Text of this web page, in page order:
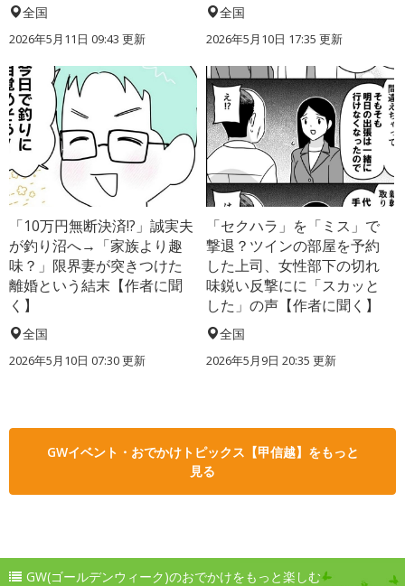
全国
2026年5月11日 09:43 更新
全国
2026年5月10日 17:35 更新
「10万円無断決済!?」誠実夫
が釣り沼へ→「家族より趣
味？」限界妻が突きつけた
離婚という結末【作者に聞
く】
全国
2026年5月10日 07:30 更新
「セクハラ」を「ミス」で
撃退？ツインの部屋を予約
した上司、女性部下の切れ
味鋭い反撃にに「スカッと
した」の声【作者に聞く】
全国
2026年5月9日 20:35 更新
GWイベント・おでかけトピックス【甲信越】をもっと
見る
GW(ゴールデンウィーク)のおでかけをもっと楽しむ